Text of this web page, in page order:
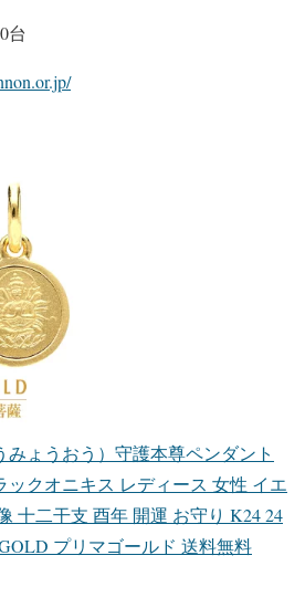
台
ょうおう）守護本尊ペンダント
ックオニキス レディース 女性 イエ
十二干支 酉年 開運 お守り K24 24
プリマゴールド 送料無料